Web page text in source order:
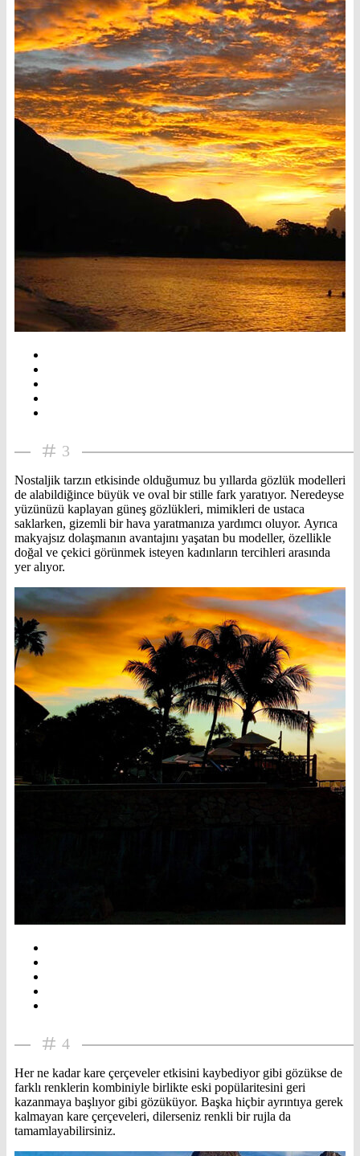
3
Nostaljik tarzın etkisinde olduğumuz bu yıllarda gözlük modelleri
de alabildiğince büyük ve oval bir stille fark yaratıyor. Neredeyse
yüzünüzü kaplayan güneş gözlükleri, mimikleri de ustaca
saklarken, gizemli bir hava yaratmanıza yardımcı oluyor. Ayrıca
makyajsız dolaşmanın avantajını yaşatan bu modeller, özellikle
doğal ve çekici görünmek isteyen kadınların tercihleri arasında
yer alıyor.
4
Her ne kadar kare çerçeveler etkisini kaybediyor gibi gözükse de
farklı renklerin kombiniyle birlikte eski popülaritesini geri
kazanmaya başlıyor gibi gözüküyor. Başka hiçbir ayrıntıya gerek
kalmayan kare çerçeveleri, dilerseniz renkli bir rujla da
tamamlayabilirsiniz.